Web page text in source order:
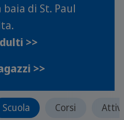
di St. Paul
>>
>>
Scuola Corsi